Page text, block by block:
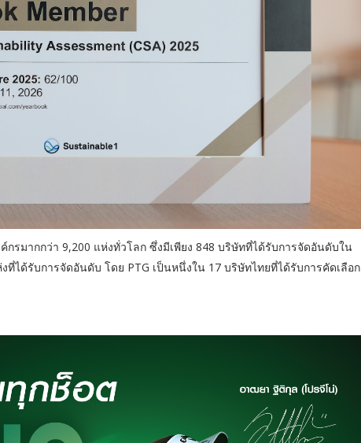
รมากกว่า 9,200 แห่งทั่วโลก ซึ่งมีเพียง 848 บริษัทที่ได้รับการจัดอันดับใน
ที่ได้รับการจัดอันดับ โดย PTG เป็นหนึ่งใน 17 บริษัทไทยที่ได้รับการคัดเลือก